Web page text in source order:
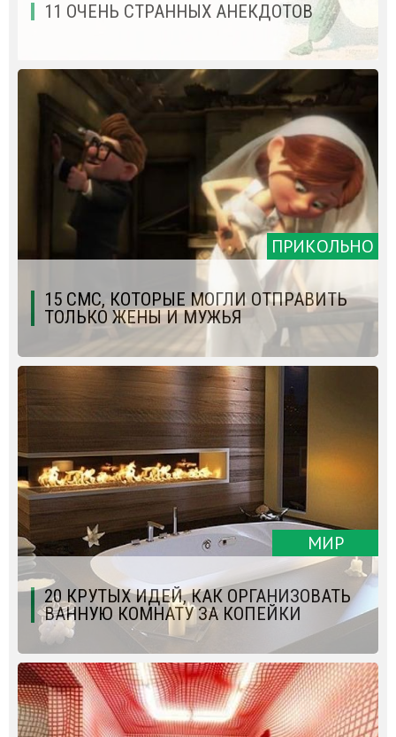
11 ОЧЕНЬ СТРАННЫХ АНЕКДОТОВ
ПРИКОЛЬНО
15 СМС, КОТОРЫЕ МОГЛИ ОТПРАВИТЬ
ТОЛЬКО ЖЕНЫ И МУЖЬЯ
МИР
20 КРУТЫХ ИДЕЙ, КАК ОРГАНИЗОВАТЬ
ВАННУЮ КОМНАТУ ЗА КОПЕЙКИ